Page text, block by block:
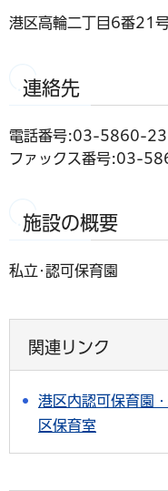
港区高輪二丁目6番21
連絡先
電話番号:03-5860-
ファックス番号:03-
施設の概要
私立･認可保育園
関連リンク
港区内認可保育園
区保育室